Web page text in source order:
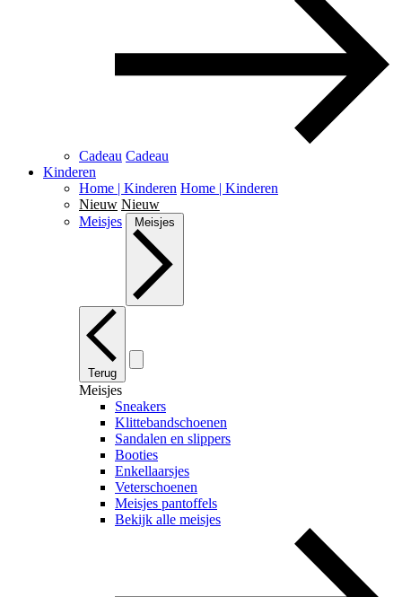
Cadeau Cadeau
Kinderen
Home | Kinderen Home | Kinderen
Nieuw Nieuw
Meisjes
Meisjes
Terug
Meisjes
Sneakers
Klittebandschoenen
Sandalen en slippers
Booties
Enkellaarsjes
Veterschoenen
Meisjes pantoffels
Bekijk alle meisjes